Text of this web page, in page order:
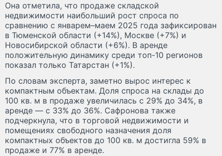
Она отметила, что продаже складской
недвижимости наибольший рост спроса по
сравнению с январем–маем 2025 года зафиксирован
в Тюменской области (+14%), Москве (+7%) и
Новосибирской области (+6%). В аренде
положительную динамику среди топ-10 регионов
показал только Татарстан (+1%).
По словам эксперта, заметно вырос интерес к
компактным объектам. Доля спроса на склады до
100 кв. м в продаже увеличилась с 29% до 34%, в
аренде — с 33% до 36%. Сафронова также
подчеркнула, что в торговой недвижимости и
помещениях свободного назначения доля
компактных объектов до 100 кв. м достигла 59% в
продаже и 77% в аренде.